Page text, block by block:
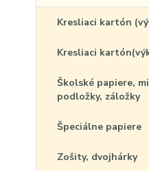
Kresliaci kartón
Kresliaci
Školské papiere,
podložky, záložky
Špeciálne papiere
Zošity, dvojhárky